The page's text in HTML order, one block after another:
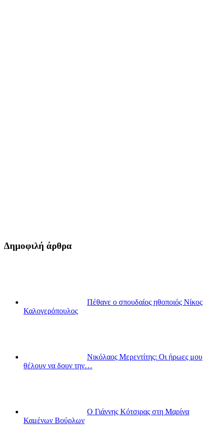
Δημοφιλή άρθρα
Πέθανε ο σπουδαίος ηθοποιός Νίκος
Καλογερόπουλος
Νικόλαος Μερεντίτης: Οι ήρωες μου
θέλουν να δουν την…
Ο Γιάννης Κότσιρας στη Μαρίνα
Καμένων Βούρλων